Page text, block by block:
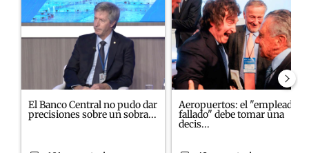
El Banco Central no pudo dar
precisiones sobre un sobra...
Aeropuertos: el "empleado
fallado" debe tomar una
decis...